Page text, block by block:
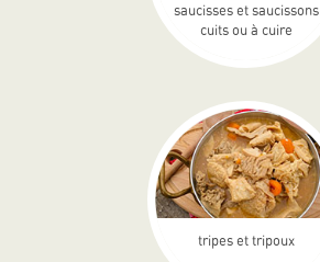
saucisses et saucissons
cuits ou à cuire
tripes et tripoux